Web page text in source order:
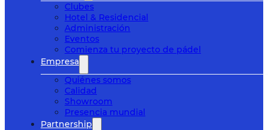
Clubes
Hotel & Residencial
Administración
Eventos
Comienza tu proyecto de pádel
Empresa
Quiénes somos
Calidad
Showroom
Presencia mundial
Partnership